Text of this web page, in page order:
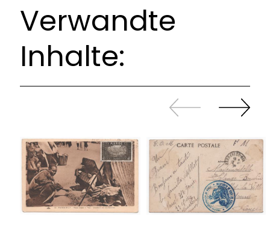
Verwandte
Inhalte:
Zurück
sliden
Weiter
sliden